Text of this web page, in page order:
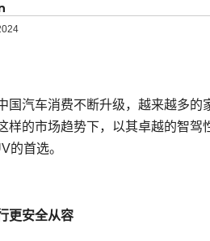
国汽车消费不断升级，越来越多
样的市场趋势下，以其卓越的智
的首选。
更安全从容